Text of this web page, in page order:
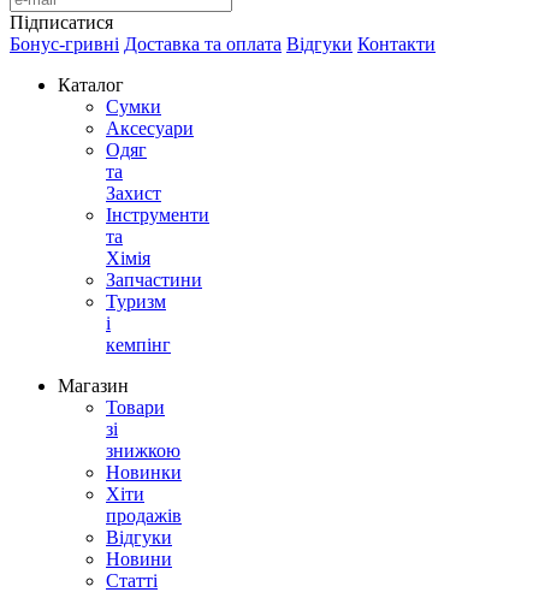
Підписатися
Бонус-гривні Доставка та оплата Відгуки Контакти
Каталог
Сумки
Аксесуари
Одяг
та
Захист
Інструменти
та
Хімія
Запчастини
Туризм
і
кемпінг
Магазин
Товари
зі
знижкою
Новинки
Хіти
продажів
Відгуки
Новини
Статті